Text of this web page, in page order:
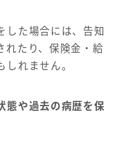
した場合には、告知
れたり、保険金・給
れません。
態や過去の病歴を保